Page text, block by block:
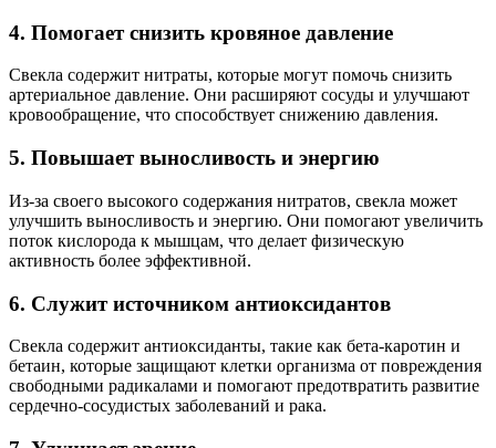
4. Помогает снизить кровяное давление
Свекла содержит нитраты, которые могут помочь снизить
артериальное давление. Они расширяют сосуды и улучшают
кровообращение, что способствует снижению давления.
5. Повышает выносливость и энергию
Из-за своего высокого содержания нитратов, свекла может
улучшить выносливость и энергию. Они помогают увеличить
поток кислорода к мышцам, что делает физическую
активность более эффективной.
6. Служит источником антиоксидантов
Свекла содержит антиоксиданты, такие как бета-каротин и
бетаин, которые защищают клетки организма от повреждения
свободными радикалами и помогают предотвратить развитие
сердечно-сосудистых заболеваний и рака.